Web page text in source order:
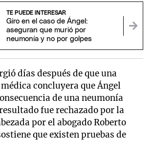
TE PUEDE INTERESAR
Giro en el caso de Ángel:
aseguran que murió por
neumonía y no por golpes
días después de que una
concluyera que Ángel
de una neumonía
fue rechazado por la
por el abogado Roberto
que existen pruebas de